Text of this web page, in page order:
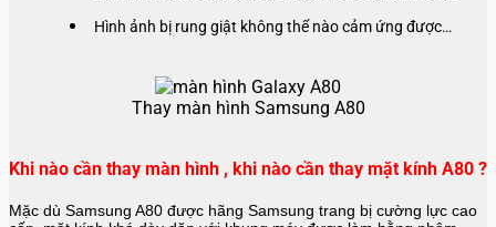
Hình ảnh bị rung giật không thể nào cảm ứng được…
Thay màn hình Samsung A80
Khi nào cần thay màn hình , khi nào cần thay mặt kính A80 ?
Mặc dù Samsung A80 được hãng Samsung trang bị cường lực cao